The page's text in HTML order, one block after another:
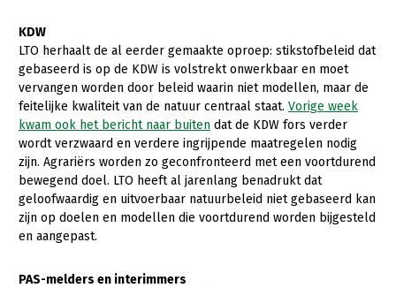
Internationaal
Sectoren
Dier
Biologische Landbouw
Geitenhouderij
Kalverhouderij
Konijnenhouderij
KDW
LTO herhaalt de al eerder gemaakte oproep: stikstofbeleid dat
gebaseerd is op de KDW is volstrekt onwerkbaar en moet
vervangen worden door beleid waarin niet modellen, maar de
feitelijke kwaliteit van de natuur centraal staat. Vorige week
kwam ook het bericht naar buiten dat de KDW fors verder
wordt verzwaard en verdere ingrijpende maatregelen nodig
zijn. Agrariërs worden zo geconfronteerd met een voortdurend
bewegend doel. LTO heeft al jarenlang benadrukt dat
geloofwaardig en uitvoerbaar natuurbeleid niet gebaseerd kan
zijn op doelen en modellen die voortdurend worden bijgesteld
en aangepast.
PAS-melders en interimmers